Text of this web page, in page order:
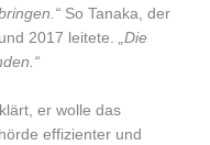
So Tanaka, der
2017 leitete.„Die
er wolle das
effizienter und